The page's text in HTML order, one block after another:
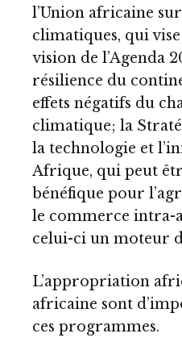
l’Union africaine
climatiques, qui
vision de l’Agenda
résilience du
effets négatifs du
climatique; la
la technologie et
Afrique, qui peut
bénéfique pour
le commerce intra-
celui-ci un moteur
L’appropriation
africaine sont
ces programmes.